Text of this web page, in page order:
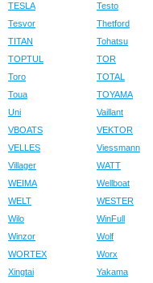
TESLA
Testo
Tesvor
Thetford
TITAN
Tohatsu
TOPTUL
TOR
Toro
TOTAL
Toua
TOYAMA
Uni
Vaillant
VBOATS
VEKTOR
VELLES
Viessmann
Villager
WATT
WEIMA
Wellboat
WELT
WESTER
Wilo
WinFull
Winzor
Wolf
WORTEX
Worx
Xingtai
Yakama